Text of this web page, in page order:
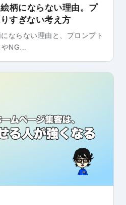
柄にならない理由。プ
すぎない考え方
ならない理由と、プロンプト
NG...